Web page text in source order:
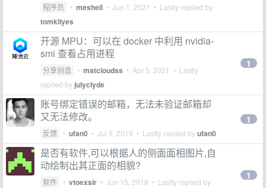
程序员 • meshell • Jun 1, 2021 • Lastly replied by
tomkliyes
开源 MPU：可以在 docker 中利用 nvidia-
smi 查看占用进程
分享创造 • matcloudss • Apr 5, 2021 • Lastly
replied by julyclyde
1
账号绑定错误的邮箱，无法未验证邮箱却
又无法修改。
反馈 • ufan0 • Jul 9, 2019 • Lastly replied byufan0
1
是否有软件,可以根据人的侧面面相图片,自
动绘制出其正面的相貌?
软件 • vtoexsir • Jun 15, 2018 • Lastly replied by
1